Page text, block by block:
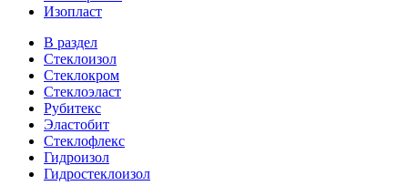
Изопласт
В раздел
Стеклоизол
Стеклокром
Стеклоэласт
Рубитекс
Эластобит
Стеклофлекс
Гидроизол
Гидростеклоизол